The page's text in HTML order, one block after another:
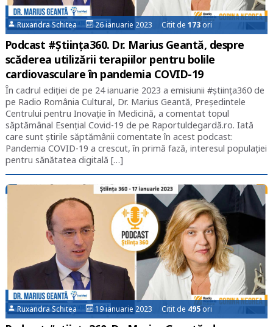
Ruxandra Schitea 26 ianuarie 2023 Citit de173ori
Podcast #Știința360. Dr. Marius Geantă, despre
scăderea utilizării terapiilor pentru bolile
cardiovasculare în pandemia COVID-19
În cadrul ediției de pe 24 ianuarie 2023 a emisiunii #știința360 de
pe Radio România Cultural, Dr. Marius Geantă, Președintele
Centrului pentru Inovație în Medicină, a comentat topul
săptămânal Esențial Covid-19 de pe Raportuldegardă.ro. Iată
care sunt știrile săptămânii comentate în acest podcast:
Pandemia COVID-19 a crescut, în primă fază, interesul populaţiei
pentru sănătatea digitală […]
Ruxandra Schitea 19 ianuarie 2023 Citit de 495ori